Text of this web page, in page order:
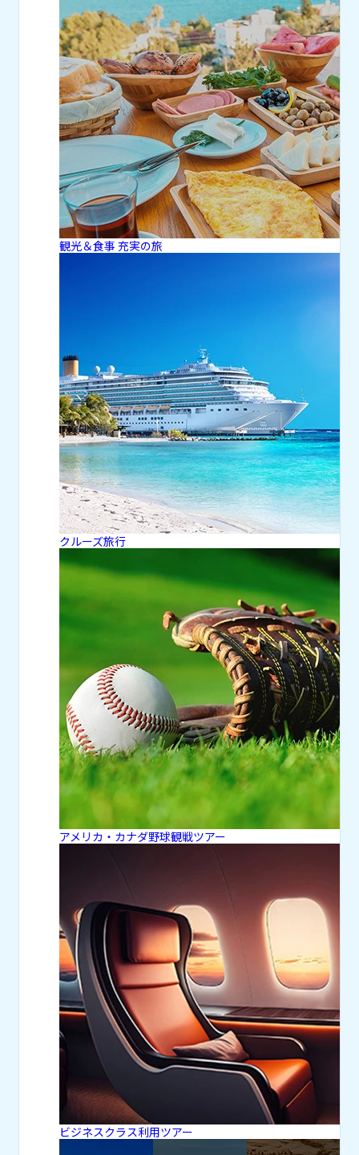
観光＆食事 充実の旅
クルーズ旅行
アメリカ・カナダ野球観戦ツアー
ビジネスクラス利用ツアー